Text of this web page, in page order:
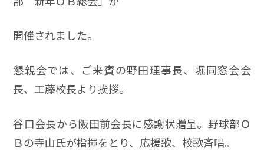
開催されました。
懇親会では、ご来賓の野田理事長、堀同窓会会
長、工藤校長より挨拶。
谷口会長から阪田前会長に感謝状贈呈。野球部Ｏ
Ｂの寺山氏が指揮をとり、応援歌、校歌斉唱。